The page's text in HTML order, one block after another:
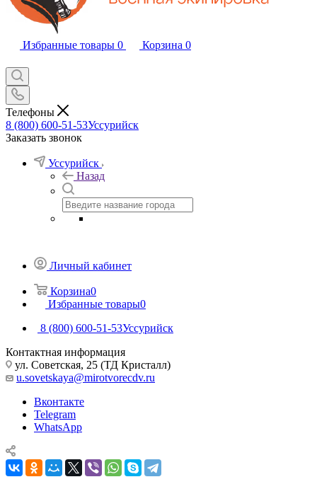
Избранные товары 0 Корзина 0
Телефоны
8 (800) 600-51-53Уссурийск
Заказать звонок
Уссурийск
Назад
Личный кабинет
Корзина0
Избранные товары0
8 (800) 600-51-53Уссурийск
Контактная информация
ул. Советская, 25 (ТД Кристалл)
u.sovetskaya@mirotvorecdv.ru
Вконтакте
Telegram
WhatsApp